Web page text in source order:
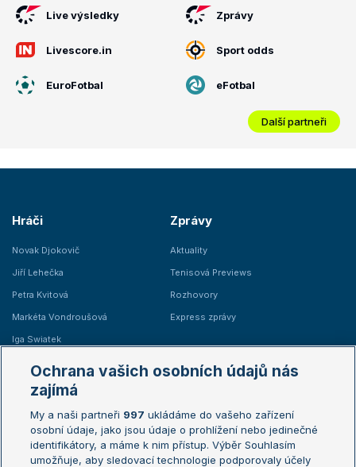
Live výsledky Zprávy
Livescore.in Sport odds
EuroFotbal eFotbal
Další partneři
Hráči
Novak Djokovič
Jiří Lehečka
Petra Kvitová
Markéta Vondroušová
Iga Swiatek
Zprávy
Aktuality
Tenisová Previews
Rozhovory
Express zprávy
Žebříčky
Žebříček ATP (muži)
Žebříček WTA (ženy)
Sázkařský žebříček
Australian Open
French Open
Wimbledon
Ochrana vašich osobních údajů nás
zajímá
My a naši partneři 997 ukládáme do vašeho zařízení
osobní údaje, jako jsou údaje o prohlížení nebo jedinečné
identifikátory, a máme k nim přístup. Výběr Souhlasím
umožňuje, aby sledovací technologie podporovaly účely